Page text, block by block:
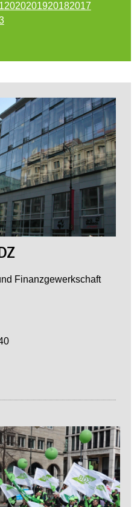
2020201920182017
Finanzgewerkschaft